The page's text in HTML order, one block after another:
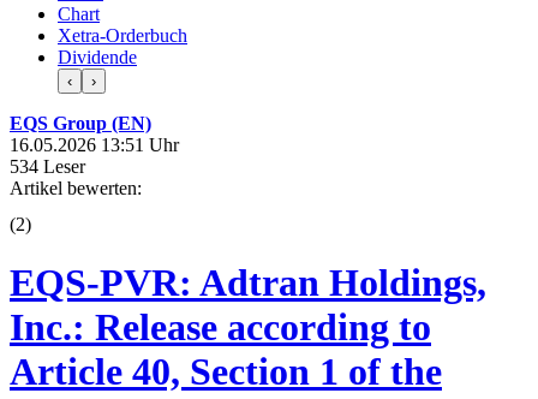
Chart
Xetra-Orderbuch
Dividende
‹ ›
EQS Group (EN)
16.05.2026 13:51 Uhr
534 Leser
Artikel bewerten:
(2)
EQS-PVR: Adtran Holdings,
Inc.: Release according to
Article 40, Section 1 of the